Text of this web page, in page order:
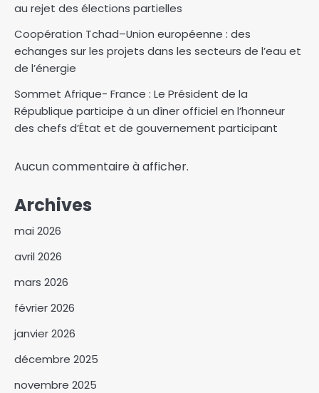
au rejet des élections partielles‎‎
Coopération Tchad–Union européenne : des
echanges sur les projets dans les secteurs de l’eau et
de l’énergie
Sommet Afrique- France : Le Président de la
République participe à un dîner officiel en l’honneur
des chefs d’État et de gouvernement participant
Aucun commentaire à afficher.
Archives
mai 2026
avril 2026
mars 2026
février 2026
janvier 2026
décembre 2025
novembre 2025